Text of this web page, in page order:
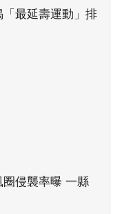
最延壽運動」排
圈侵襲率曝 一縣